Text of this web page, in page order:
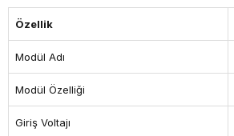
Özellik
Modül Adı
Modül Özelliği
Giriş Voltajı